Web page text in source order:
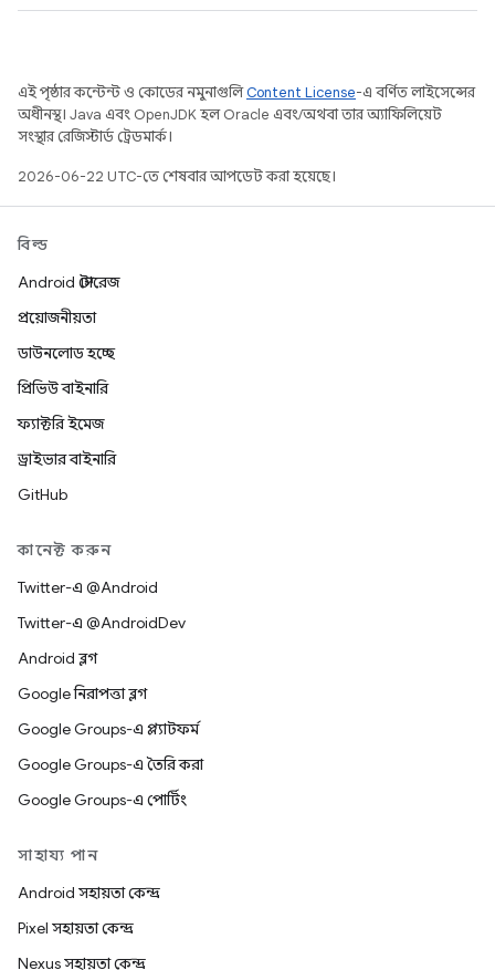
এই পৃষ্ঠার কন্টেন্ট ও কোডের নমুনাগুলিContent License-এ বর্ণিত লাইসেন্সের
অধীনস্থ। Java এবং OpenJDK হল Oracle এবং/অথবা তার অ্যাফিলিয়েট
সংস্থার রেজিস্টার্ড ট্রেডমার্ক।
2026-06-22 UTC-তে শেষবার আপডেট করা হয়েছে।
বিল্ড
Android স্টোরেজ
প্রয়োজনীয়তা
ডাউনলোড হচ্ছে
প্রিভিউ বাইনারি
ফ্যাক্টরি ইমেজ
ড্রাইভার বাইনারি
GitHub
কানেক্ট করুন
Twitter-এ @Android
Twitter-এ @AndroidDev
Android ব্লগ
Google নিরাপত্তা ব্লগ
Google Groups-এ প্ল্যাটফর্ম
Google Groups-এ তৈরি করা
Google Groups-এ পোর্টিং
সাহায্য পান
Android সহায়তা কেন্দ্র
Pixel সহায়তা কেন্দ্র
Nexus সহায়তা কেন্দ্র